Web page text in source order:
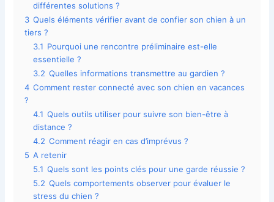
différentes solutions ?
3 Quels éléments vérifier avant de confier son chien à un
tiers ?
3.1 Pourquoi une rencontre préliminaire est-elle
essentielle ?
3.2 Quelles informations transmettre au gardien ?
4 Comment rester connecté avec son chien en vacances
?
4.1 Quels outils utiliser pour suivre son bien-être à
distance ?
4.2 Comment réagir en cas d’imprévus ?
5 A retenir
5.1 Quels sont les points clés pour une garde réussie ?
5.2 Quels comportements observer pour évaluer le
stress du chien ?